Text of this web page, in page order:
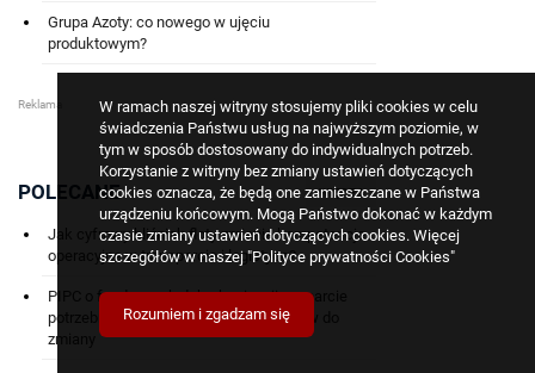
W ramach naszej witryny stosujemy pliki cookies w celu
świadczenia Państwu usług na najwyższym poziomie, w
tym w sposób dostosowany do indywidualnych potrzeb.
Korzystanie z witryny bez zmiany ustawień dotyczących
cookies oznacza, że będą one zamieszczane w Państwa
urządzeniu końcowym. Mogą Państwo dokonać w każdym
czasie zmiany ustawień dotyczących cookies. Więcej
szczegółów w naszej "Polityce prywatności Cookies"
Rozumiem i zgadzam się
Grupa Azoty: co nowego w ujęciu
produktowym?
WIĘCEJ
POLECANE
Jak cyfrowy bliźniak floty zmienia kompetencje
operacyjne w transporcie i logistyce?
PIPC o funduszach dekarbonizacji: wsparcie
potrzebne, ale kryteria wyboru projektów do
zmiany